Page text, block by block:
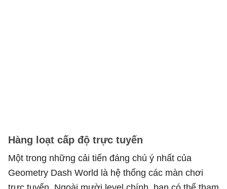
Hàng loạt cấp độ trực tuyến
Một trong những cải tiến đáng chú ý nhất của
Geometry Dash World là hệ thống các màn chơi